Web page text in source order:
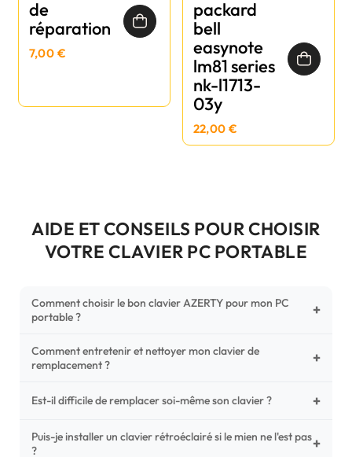
de
réparation
7,00 €
packard
bell
easynote
lm81 series
nk-l1713-
03y
22,00 €
AIDE ET CONSEILS POUR CHOISIR
VOTRE CLAVIER PC PORTABLE
Comment choisir le bon clavier AZERTY pour mon PC
portable ?
+
Pour ne pas vous tromper, vérifiez trois points critiques sur
votre clavier d'origine : la disposition (AZERTY Français), la
photos HD) et l'emplacement des fixations (vis ou clips) au
Comment entretenir et nettoyer mon clavier de
remplacement ?
+
Un entretien régulier prolonge la vie de vos touches.
poussières sous les mécanismes. Pour le nettoyage,
privilégiez un chiffon microfibre très légèrement humide.
Est-il difficile de remplacer soi-même son clavier ? +
C'est une réparation accessible et très économique ! La
Puis-je installer un clavier rétroéclairé si le mien ne l'est pas
?
+